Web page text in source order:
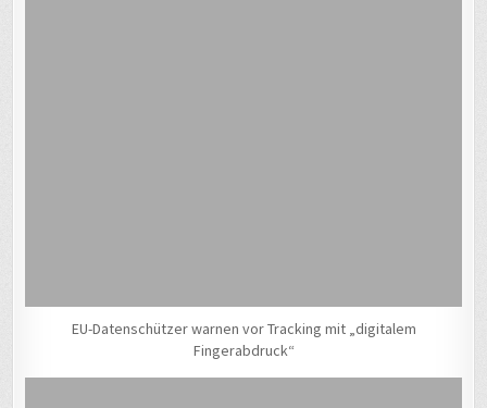
EU-Datenschützer warnen vor Tracking mit „digitalem
Fingerabdruck“